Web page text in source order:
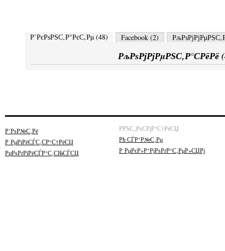
Р’РєРѕРЅС‚Р°РєС‚Рµ (48) Facebook (2)
РљРѕРјРјРµРЅС‚Р°СРёРё (
Р’РѕР№С‚Рё
Р РµРіРёСЃС‚СР°С†РёСЏ
РџРѕРґРїРёСЃР°С‚СЊСЃСЏ
РРЅС„РѕСРјР°С†РёСЏ
Рћ СЃР°Р№С‚Рµ
Р РµРєР»Р°РјРѕРґР°С‚РµР»СЏРј